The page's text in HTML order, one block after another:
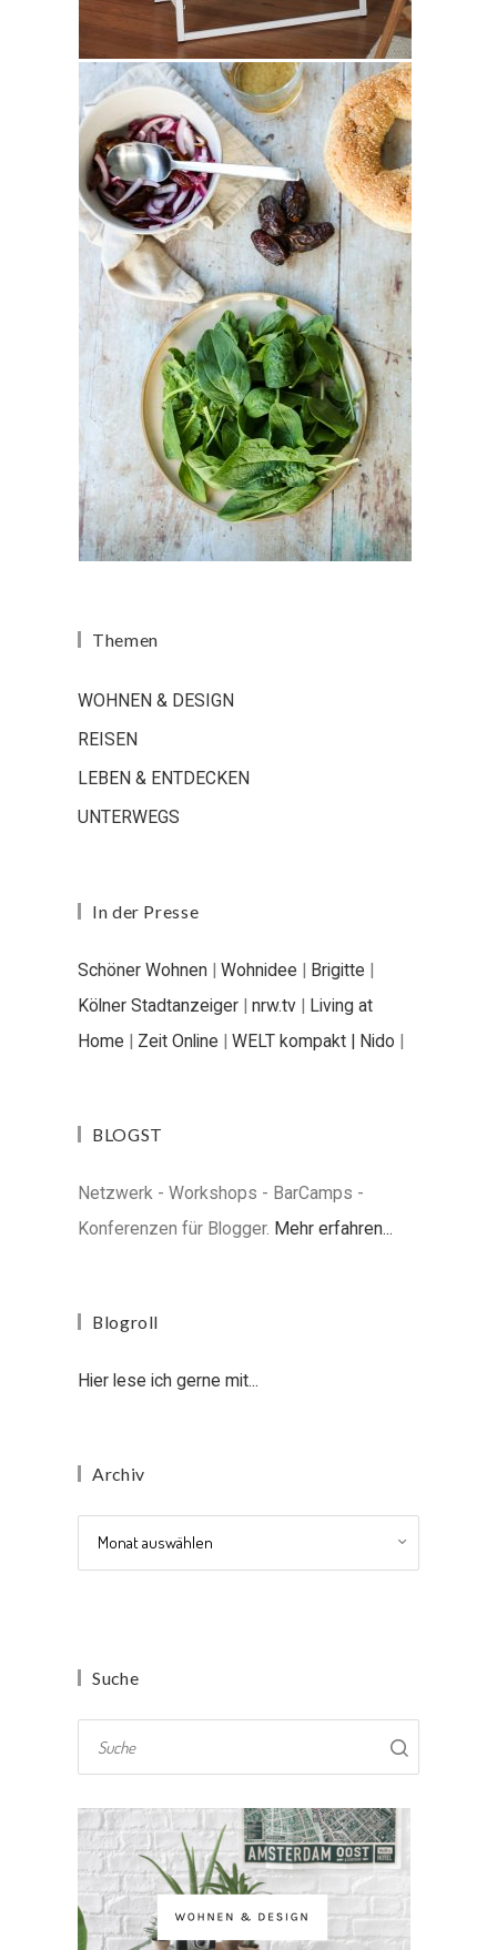
Themen
WOHNEN & DESIGN
REISEN
LEBEN & ENTDECKEN
UNTERWEGS
In der Presse
Schöner Wohnen | Wohnidee | Brigitte |
Kölner Stadtanzeiger | nrw.tv | Living at
Home | Zeit Online | WELT kompakt | Nido |
BLOGST
Netzwerk - Workshops - BarCamps -
Konferenzen für Blogger. Mehr erfahren...
Blogroll
Hier lese ich gerne mit...
Archiv
Suche